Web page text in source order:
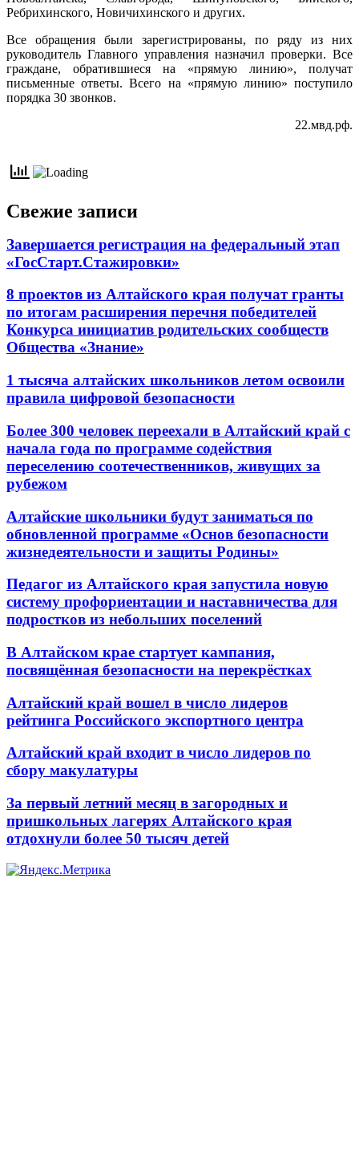
Ребрихинского, Новичихинского и других.
Все обращения были зарегистрированы, по ряду из них
руководитель Главного управления назначил проверки. Все
граждане, обратившиеся на «прямую линию», получат
письменные ответы. Всего на «прямую линию» поступило
порядка 30 звонков.
22.мвд.рф.
Свежие записи
Завершается регистрация на федеральный этап
«ГосСтарт.Стажировки»
8 проектов из Алтайского края получат гранты
по итогам расширения перечня победителей
Конкурса инициатив родительских сообществ
Общества «Знание»
1 тысяча алтайских школьников летом освоили
правила цифровой безопасности
Более 300 человек переехали в Алтайский край с
начала года по программе содействия
переселению соотечественников, живущих за
рубежом
Алтайские школьники будут заниматься по
обновленной программе «Основ безопасности
жизнедеятельности и защиты Родины»
Педагог из Алтайского края запустила новую
систему профориентации и наставничества для
подростков из небольших поселений
В Алтайском крае стартует кампания,
посвящённая безопасности на перекрёстках
Алтайский край вошел в число лидеров
рейтинга Российского экспортного центра
Алтайский край входит в число лидеров по
сбору макулатуры
За первый летний месяц в загородных и
пришкольных лагерях Алтайского края
отдохнули более 50 тысяч детей